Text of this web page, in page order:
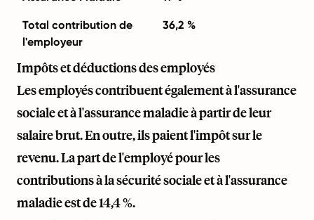
Total contribution de
l'employeur
36,2 %
Impôts et déductions des employés
Les employés contribuent également à l'assurance
sociale et à l'assurance maladie à partir de leur
salaire brut. En outre, ils paient l'impôt sur le
revenu. La part de l'employé pour les
contributions à la sécurité sociale et à l'assurance
maladie est de 14,4 %.